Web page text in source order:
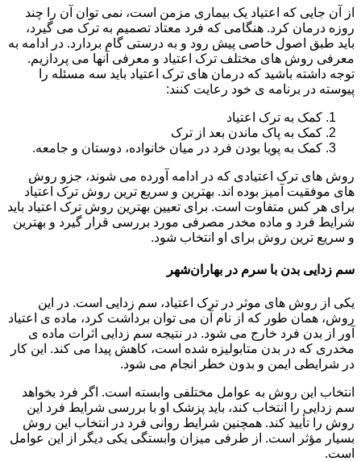
از آن جایی که اعتیاد یک بیماری مزمن است، نمی توان آن را چند
روزه درمان کرد. هنگامی که فرد معتاد تصمیم به ترک می گیرد،
باید طبق اصول خاصی پیش رود و به درستی گام بردارد. در ادامه به
معرفی روش های مختلف ترک اعتیاد و معرفی آنها می پردازیم.
توجه داشته باشید که درمان های ترک اعتیاد باید سه مسئله را
پیوسته در برنامه ی خود رعایت کنند:
کمک به ترک اعتیاد
کمک به پاک ماندن بعد از ترک
کمک به پویا بودن فرد در میان خانواده، دوستان و جامعه.
روش های ترک اعتیادی که در ادامه آورده می شوند، جزو روش
های موفقیت آمیز بوده اند. بهترین و سریع ترین روش ترک اعتیاد
برای هر کس متفاوت است. برای تعیین بهترین روش ترک اعتیاد باید
شرایط فرد و ماده مخدر مصرفی مورد بررسی قرار گیرد و بهترین
و سریع ترین روش برای او انتخاب شود.
سم زدایی بدن با سرم در بهاران‌شهر
یکی از روش های موثر در ترک اعتیاد، سم زدایی است. در این
روش، همان طور که از نام آن می توان برداشت کرد، ماده ی اعتیاد
آور از بدن فرد خارج می شود. در نتیجه سم زدایی اثرات ماده ی
مخدری که در بدن متابولیزه شده است، کاهش پیدا می کند. این کار
در شرایطی ایمن و بدون خطر انجام می شود.
انتخاب این روش به عوامل مختلفی وابسته است. اگر فرد بخواهد
سم زدایی را انتخاب کند، باید پزشک او با بررسی شرایط فرد این
روش را تأیید کند. همچنین شرایط روانی فرد در انتخاب این روش
بسیار مؤثر است. از طرفی میزان وابستگی یکی دیگر از این عوامل
است.